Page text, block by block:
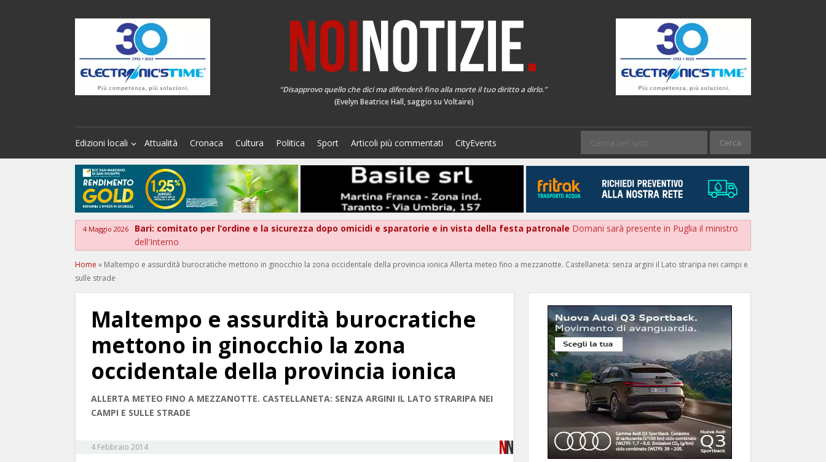
“Disapprovo quello che dici ma difenderò fino alla morte il tuo diritto a dirlo.”
(Evelyn Beatrice Hall, saggio su Voltaire)
Edizioni locali Attualità Cronaca Cultura Politica Sport Articoli più commentati CityEvents
4 Maggio 2026 Bari: comitato per l’ordine e la sicurezza dopo omicidi e sparatorie e in vista della festa patronale Domani sarà presente in Puglia il ministro
dell'Interno
Home » Maltempo e assurdità burocratiche mettono in ginocchio la zona occidentale della provincia ionica Allerta meteo fino a mezzanotte. Castellaneta: senza argini il Lato straripa nei campi e
sulle strade
Maltempo e assurdità burocratiche
mettono in ginocchio la zona
occidentale della provincia ionica
ALLERTA METEO FINO A MEZZANOTTE. CASTELLANETA: SENZA ARGINI IL LATO STRARIPA NEI
CAMPI E SULLE STRADE
4 Febbraio 2014